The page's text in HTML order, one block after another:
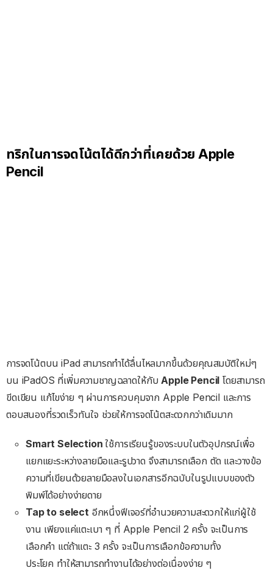
ทริกในการจดโน้ตได้ดีกว่าที่เคยด้วย Apple
Pencil
การจดโน้ตบน iPad สามารถทำได้ลื่นไหลมากขึ้นด้วยคุณสมบัติใหม่ๆ
บน iPadOS ที่เพิ่มความชาญฉลาดให้กับ Apple Pencil โดยสามารถ
ขีดเขียน แก้ไขง่าย ๆ ผ่านการควบคุมจาก Apple Pencil และการ
ตอบสนองที่รวดเร็วทันใจ ช่วยให้การจดโน้ตสะดวกกว่าเดิมมาก
Smart Selectionใช้การเรียนรู้ของระบบในตัวอุปกรณ์เพื่อ
แยกแยะระหว่างลายมือและรูปวาด จึงสามารถเลือก ตัด และวางข้อ
ความที่เขียนด้วยลายมือลงในเอกสารอีกฉบับในรูปแบบของตัว
พิมพ์ได้อย่างง่ายดาย
Tap to select อีกหนึ่งฟีเจอร์ที่อำนวยความสะดวกให้แก่ผู้ใช้
งาน เพียงแค่แตะเบา ๆ ที่ Apple Pencil 2 ครั้ง จะเป็นการ
เลือกคำ แต่ถ้าแตะ 3 ครั้ง จะเป็นการเลือกข้อความทั้ง
ประโยค ทำให้สามารถทำงานได้อย่างต่อเนื่องง่าย ๆ